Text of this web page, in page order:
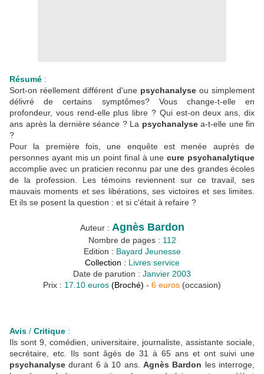
Résumé :
Sort-on réellement différent d'une psychanalyseou simplement
délivré de certains symptômes? Vous change-t-elle en
profondeur, vous rend-elle plus libre ? Qui est-on deux ans, dix
ans après la dernière séance ? La psychanalysea-t-elle une fin
?
Pour la première fois, une enquête est menée auprès de
personnes ayant mis un point final à unecure psychanalytique
accomplie avec un praticien reconnu par une des grandes écoles
de la profession. Les témoins reviennent sur ce travail, ses
mauvais moments et ses libérations, ses victoires et ses limites.
Et ils se posent la question : et si c'était à refaire ?
Auteur : Agnès Bardon
Nombre de pages : 112
Edition : Bayard Jeunesse
Collection : Livres service
Date de parution : Janvier 2003
Prix : 17.10 euros (Broché) - 6 euros (occasion)
Avis / Critique :
Ils sont 9, comédien, universitaire, journaliste, assistante sociale,
secrétaire, etc. Ils sont âgés de 31 à 65 ans et ont suivi une
psychanalyse durant 6 à 10 ans. Agnès Bardon les interroge,